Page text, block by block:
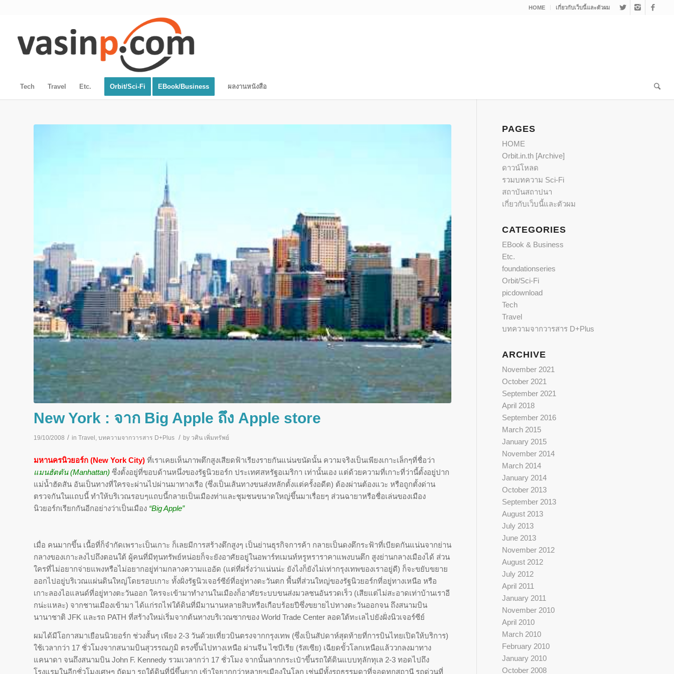
HOME เกี่ยวกับเว็บนี้และตัวผม
Tech Travel Etc. Orbit/Sci-Fi EBook/Business ผลงานหนังสือ
New York : จาก Big Apple ถึง Apple store
19/10/2008 / in Travel , บทความจากวารสาร D+Plus / by วศิน เพิ่มทรัพย์
มหานครนิวยอร์ก (New York City) ที่เราเคยเห็นภาพตึกสูงเสียดฟ้าเรียงรายกันแน่นขนัดนั้น ความจริงเป็นเพียงเกาะเล็กๆที่ชื่อว่า
แมนฮัตตัน (Manhattan) ซึ่งตั้งอยู่ที่ขอบด้านหนึ่งของรัฐนิวยอร์ก ประเทศสหรัฐอเมริกา เท่านั้นเอง แต่ด้วยความที่เกาะที่ว่านี้ตั้งอยู่ปาก
แม่น้ำฮัดสัน อันเป็นทางที่ใครจะผ่านไปผ่านมาทางเรือ (ซึ่งเป็นเส้นทางขนส่งหลักตั้งแต่ครั้งอดีต) ต้องผ่านต้องแวะ หรือถูกตั้งด่าน
ตรวจกันในแถบนี้ ทำให้บริเวณรอบๆแถบนี้กลายเป็นเมืองท่าและชุมชนขนาดใหญ่ขึ้นมาเรื่อยๆ ส่วนฉายาหรือชื่อเล่นของเมือง
นิวยอร์กเรียกกันอีกอย่างว่าเป็นเมือง “Big Apple”
เมื่อ คนมากขึ้น เนื้อที่ก็จำกัดเพราะเป็นเกาะ ก็เลยมีการสร้างตึกสูงๆ เป็นย่านธุรกิจการค้า กลายเป็นดงตึกระฟ้าที่เบียดกันแน่นจากย่าน
กลางของเกาะลงไปถึงตอนใต้ ผู้คนที่มีทุนทรัพย์หน่อยก็จะยังอาศัยอยู่ในอพาร์ทเมนท์หรูหราราคาแพงบนตึก สูงย่านกลางเมืองได้ ส่วน
ใครที่ไม่อยากจ่ายแพงหรือไม่อยากอยู่ท่ามกลางความแออัด (แต่ที่ฝรั่งว่าแน่นน่ะ ยังไงก็ยังไม่เท่ากรุงเทพของเราอยู่ดี) ก็จะขยับขยาย
ออกไปอยู่บริเวณแผ่นดินใหญ่โดยรอบเกาะ ทั้งฝั่งรัฐนิวเจอร์ซีย์ที่อยู่ทางตะวันตก พื้นที่ส่วนใหญ่ของรัฐนิวยอร์กที่อยู่ทางเหนือ หรือ
เกาะลองไอแลนด์ที่อยู่ทางตะวันออก ใครจะเข้ามาทำงานในเมืองก็อาศัยระบบขนส่งมวลชนอันรวดเร็ว (เสียแต่ไม่สะอาดเท่าบ้านเราอี
กน่ะแหละ) จากชานเมืองเข้ามา ได้แก่รถไฟใต้ดินที่มีมานานหลายสิบหรือเกือบร้อยปีซึ่งขยายไปทางตะวันออกจน ถึงสนามบิน
นานาชาติ JFK และรถ PATH ที่สร้างใหม่เริ่มจากต้นทางบริเวณซากของ World Trade Center ลอดใต้ทะเลไปยังฝั่งนิวเจอร์ซีย์
ผมได้มีโอกาสมาเยือนนิวยอร์ก ช่วงสั้นๆ เพียง 2-3 วันด้วยเที่ยวบินตรงจากกรุงเทพ (ซึ่งเป็นสัปดาห์สุดท้ายที่การบินไทยเปิดให้บริการ)
ใช้เวลากว่า 17 ชั่วโมงจากสนามบินสุวรรณภูมิ ตรงขึ้นไปทางเหนือ ผ่านจีน ไซบีเรีย (รัสเซีย) เฉียดขั้วโลกเหนือแล้ววกลงมาทาง
แคนาดา จนถึงสนามบิน John F. Kennedy รวมเวลากว่า 17 ชั่วโมง จากนั้นลากกระเป๋าขึ้นรถใต้ดินแบบทุลักทุเล 2-3 ทอดไปถึง
โรงแรมในอีกชั่วโมงเศษๆ ถัดมา รถใต้ดินที่นี่ขึ้นยาก เข้าใจยากกว่าหลายๆเมืองในโลก เช่นมีทั้งรถธรรมดาที่จอดทุกสถานี รถด่วนที่
PAGES
HOME
Orbit.in.th [Archive]
ดาวน์โหลด
รวมบทความ Sci-Fi
สถาบันสถาปนา
เกี่ยวกับเว็บนี้และตัวผม
CATEGORIES
EBook & Business
Etc.
foundationseries
Orbit/Sci-Fi
picdownload
Tech
Travel
บทความจากวารสาร D+Plus
ARCHIVE
November 2021
October 2021
September 2021
April 2018
September 2016
March 2015
January 2015
November 2014
March 2014
January 2014
October 2013
September 2013
August 2013
July 2013
June 2013
November 2012
August 2012
July 2012
April 2011
January 2011
November 2010
April 2010
March 2010
February 2010
January 2010
October 2008